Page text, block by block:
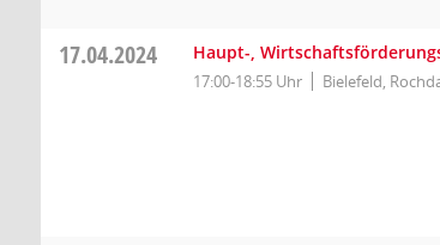
17.04.2024 Haupt-,
17:00-18:55 Uhr Bielefeld,